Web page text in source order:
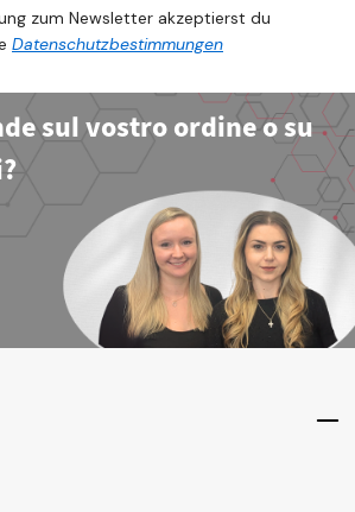
zum Newsletter akzeptierst du
Datenschutzbestimmungen
sul vostro ordine o su